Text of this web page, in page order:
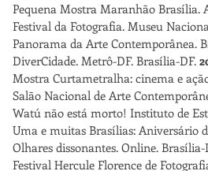
Pequena Mostra Maranhão Brasília.
Festival da Fotografia. Museu
Panorama da Arte Contemporânea.
DiverCidade. Metrô-DF. Brasília-DF.
Mostra Curtametralha: cinema e
Salão Nacional de Arte
Watú não está morto! Instituto de
Uma e muitas Brasílias: Aniversário
Olhares dissonantes. Online. Brasília-
Festival Hercule Florence de